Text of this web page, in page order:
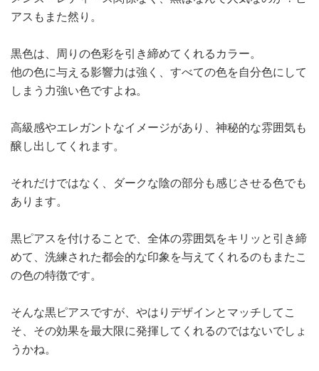
アスもまた然り。
黒色は、周りの色彩を引き締めてくれるカラー。
他の色に与える影響力は強く、すべての色を自分色にして
しまう力強い色ですよね。
高級感やエレガントなイメージがあり、神秘的な雰囲気も
醸し出してくれます。
それだけではなく、ダークな陰の部分も感じさせる色でも
あります。
黒ピアスを付けることで、全体の雰囲気をキリッと引き締
めて、洗練された都会的な印象を与えてくれるのもまたこ
の色の特徴です。
そんな黒ピアスですが、やはりデザインとマッチしてこ
そ、その効果を最大限に発揮してくれるのではないでしょ
うかね。